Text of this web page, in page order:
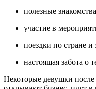
полезные
участие в
поездки по стране и
настоящая забота о
Некоторые девушки после